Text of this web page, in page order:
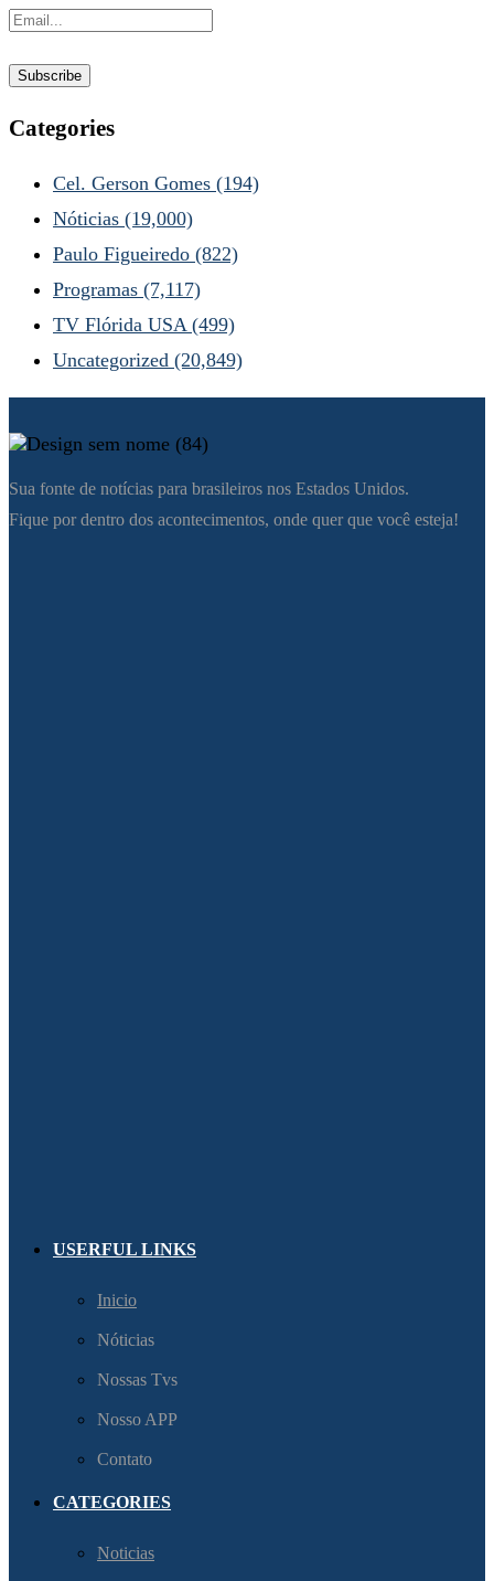
Categories
Cel. Gerson Gomes (194)
Nóticias (19,000)
Paulo Figueiredo (822)
Programas (7,117)
TV Flórida USA (499)
Uncategorized (20,849)
Sua fonte de notícias para brasileiros nos Estados Unidos.
Fique por dentro dos acontecimentos, onde quer que você esteja!
USERFUL LINKS
Inicio
Nóticias
Nossas Tvs
Nosso APP
Contato
CATEGORIES
Noticias